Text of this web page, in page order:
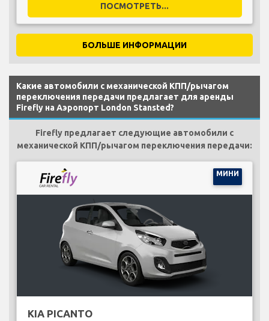
ПОСМОТРЕТЬ...
БОЛЬШЕ ИНФОРМАЦИИ
Какие автомобили с механической КПП/рычагом
переключения передачи предлагает для аренды
Firefly на Аэропорт London Stansted?
Firefly предлагает следующие автомобили с
механической КПП/рычагом переключения передачи:
МИНИ
KIA PICANTO